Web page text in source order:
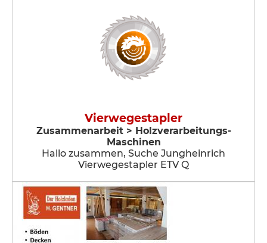
Vierwegestapler
Zusammenarbeit > Holzverarbeitungs-
Maschinen
Hallo zusammen, Suche Jungheinrich
Vierwegestapler ETV Q